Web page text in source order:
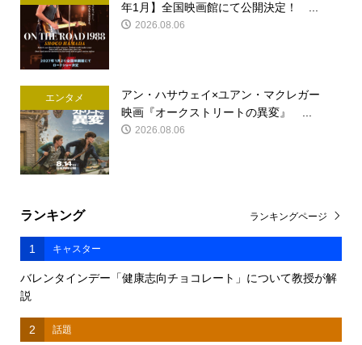
年1月】全国映画館にて公開決定！ ...
2026.08.06
エンタメ
アン・ハサウェイ×ユアン・マクレガー
映画『オークストリートの異変』 ...
2026.08.06
ランキング
1 キャスター
バレンタインデー「健康志向チョコレート」について教授が解
説
2 話題
ランキングページ